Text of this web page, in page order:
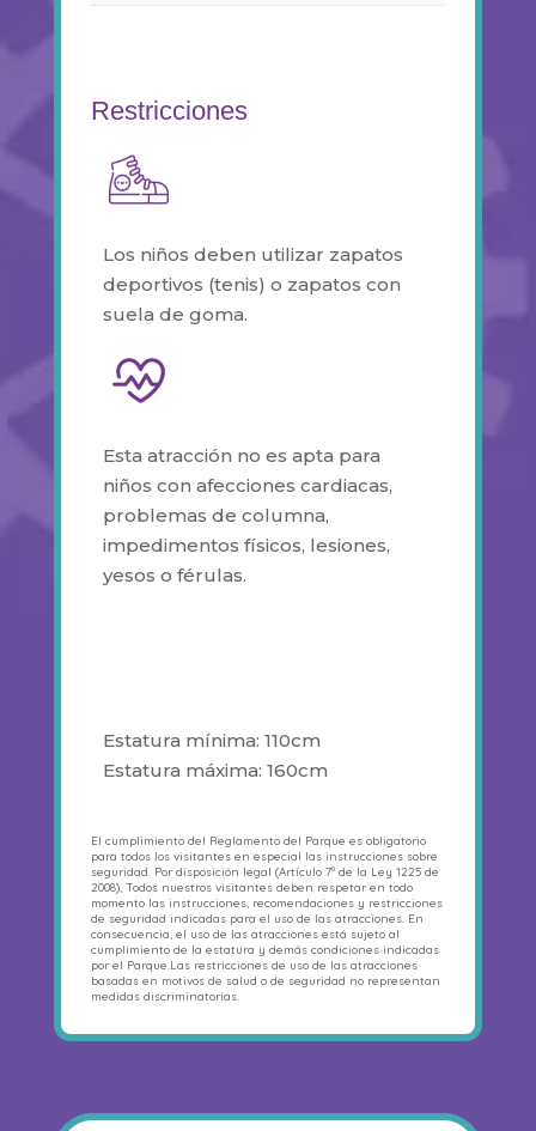
Restricciones
Los niños deben utilizar zapatos
deportivos (tenis) o zapatos con
suela de goma.
Esta atracción no es apta para
niños con afecciones cardiacas,
problemas de columna,
impedimentos físicos, lesiones,
yesos o férulas.
Estatura mínima: 110cm
Estatura máxima: 160cm
El cumplimiento del Reglamento del Parque es obligatorio
para todos los visitantes en especial las instrucciones sobre
seguridad. Por disposición legal (Artículo 7º de la Ley 1225 de
2008), Todos nuestros visitantes deben respetar en todo
momento las instrucciones, recomendaciones y restricciones
de seguridad indicadas para el uso de las atracciones. En
consecuencia, el uso de las atracciones está sujeto al
cumplimiento de la estatura y demás condiciones indicadas
por el Parque.Las restricciones de uso de las atracciones
basadas en motivos de salud o de seguridad no representan
medidas discriminatorias.